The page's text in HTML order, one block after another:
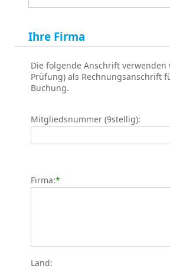
Ihre Firma
Die folgende Anschrift verwenden
Prüfung) als Rechnungsanschrift
Buchung.
Mitgliedsnummer (9stellig):
Firma:*
Land: